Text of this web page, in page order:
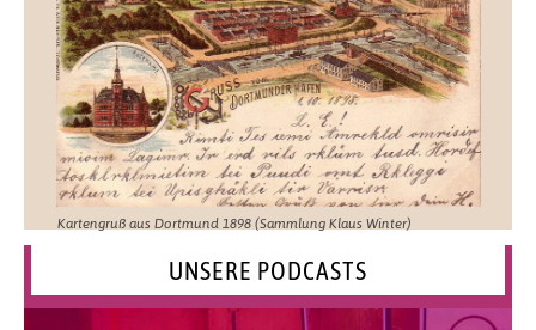
Kartengruß aus Dortmund 1898 (Sammlung Klaus Winter)
UNSERE PODCASTS